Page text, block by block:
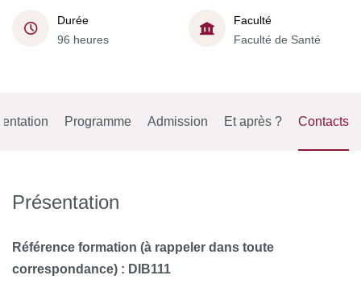
Durée
96 heures
Faculté
Faculté de Santé
Programme Admission Et après ? Contacts
Présentation
Référence formation (à rappeler dans toute
correspondance) : DIB111